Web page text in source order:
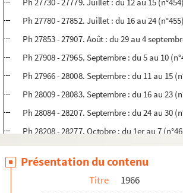
Ph 27780 - 27852. Juillet : du 16 au 24
Ph 27853 - 27907. Août : du 29 au 4
Ph 27908 - 27965. Septembre : du 5 au 10
Ph 27966 - 28008. Septembre : du 11 au 15
Ph 28009 - 28083. Septembre : du 16 au 23
Ph 28084 - 28207. Septembre : du 24 au 30
Ph 28208 - 28277. Octobre : du 1er au 7
Ph 28278 - 28362. Octobre : du 8 au 15
Ph 28363 - 28436. Octobre : du 16 au 21
Ph 28437 - 28519. Octobre : du 22 au 28
Présentation du contenu
Titre 1966